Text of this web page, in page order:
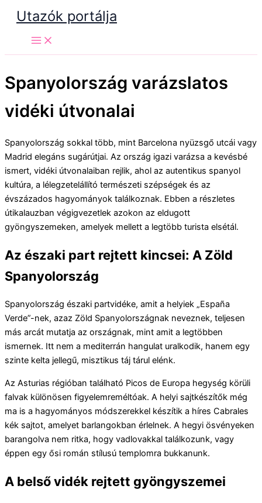
Skip
content
Utazók portálja
Spanyolország varázslatos
vidéki útvonalai
Spanyolország sokkal több, mint Barcelona nyüzsgő utcái vagy
Madrid elegáns sugárútjai. Az ország igazi varázsa a kevésbé
ismert, vidéki útvonalaiban rejlik, ahol az autentikus spanyol
kultúra, a lélegzetelállító természeti szépségek és az
évszázados hagyományok találkoznak. Ebben a részletes
útikalauzban végigvezetlek azokon az eldugott
gyöngyszemeken, amelyek mellett a legtöbb turista elsétál.
Az északi part rejtett kincsei: A Zöld
Spanyolország
Spanyolország északi partvidéke, amit a helyiek „España
Verde”-nek, azaz Zöld Spanyolországnak neveznek, teljesen
más arcát mutatja az országnak, mint amit a legtöbben
ismernek. Itt nem a mediterrán hangulat uralkodik, hanem egy
szinte kelta jellegű, misztikus táj tárul elénk.
Az Asturias régióban található Picos de Europa hegység körüli
falvak különösen figyelemreméltóak. A helyi sajtkészítők még
ma is a hagyományos módszerekkel készítik a híres Cabrales
kék sajtot, amelyet barlangokban érlelnek. A hegyi ösvényeken
barangolva nem ritka, hogy vadlovakkal találkozunk, vagy
éppen egy ősi román stílusú templomra bukkanunk.
A belső vidék rejtett gyöngyszemei